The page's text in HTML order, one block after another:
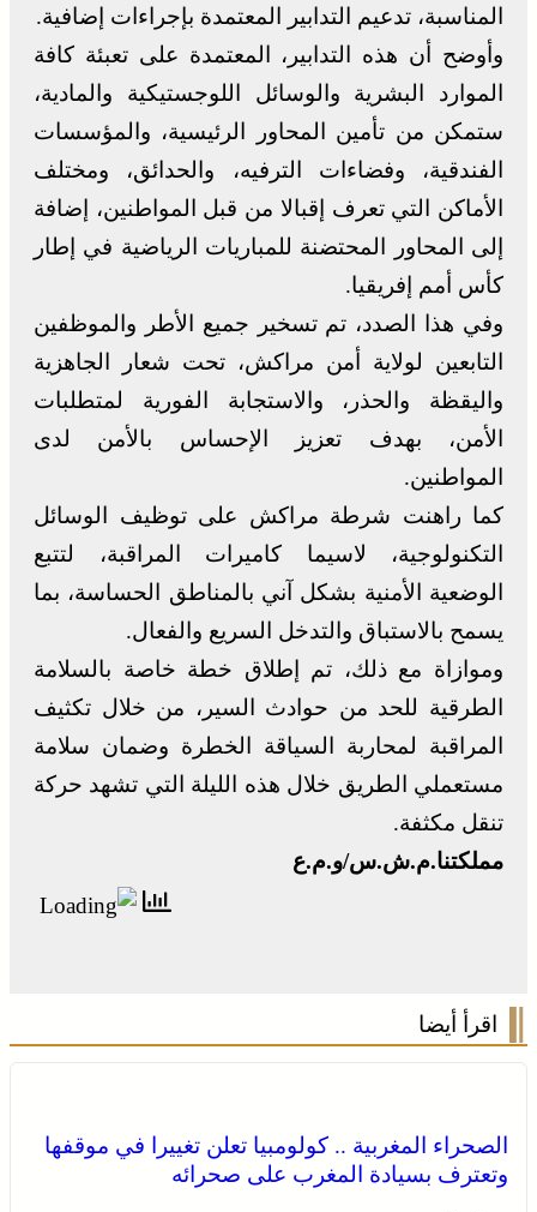
المناسبة، تدعيم التدابير المعتمدة بإجراءات إضافية.
وأوضح أن هذه التدابير، المعتمدة على تعبئة كافة
الموارد البشرية والوسائل اللوجستيكية والمادية،
ستمكن من تأمين المحاور الرئيسية، والمؤسسات
الفندقية، وفضاءات الترفيه، والحدائق، ومختلف
الأماكن التي تعرف إقبالا من قبل المواطنين، إضافة
إلى المحاور المحتضنة للمباريات الرياضية في إطار
كأس أمم إفريقيا.
وفي هذا الصدد، تم تسخير جميع الأطر والموظفين
التابعين لولاية أمن مراكش، تحت شعار الجاهزية
واليقظة والحذر، والاستجابة الفورية لمتطلبات
الأمن، بهدف تعزيز الإحساس بالأمن لدى
المواطنين.
كما راهنت شرطة مراكش على توظيف الوسائل
التكنولوجية، لاسيما كاميرات المراقبة، لتتبع
الوضعية الأمنية بشكل آني بالمناطق الحساسة، بما
يسمح بالاستباق والتدخل السريع والفعال.
وموازاة مع ذلك، تم إطلاق خطة خاصة بالسلامة
الطرقية للحد من حوادث السير، من خلال تكثيف
المراقبة لمحاربة السياقة الخطرة وضمان سلامة
مستعملي الطريق خلال هذه الليلة التي تشهد حركة
تنقل مكثفة.
مملكتنا.م.ش.س/و.م.ع
اقرأ أيضا
الصحراء المغربية .. كولومبيا تعلن تغييرا في موقفها
وتعترف بسيادة المغرب على صحرائه